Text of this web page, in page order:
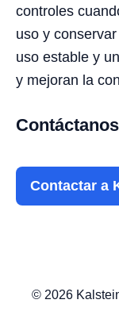
controles
uso y
uso estable y
y mejoran la
Contáctanos
Contactar a
© 2026